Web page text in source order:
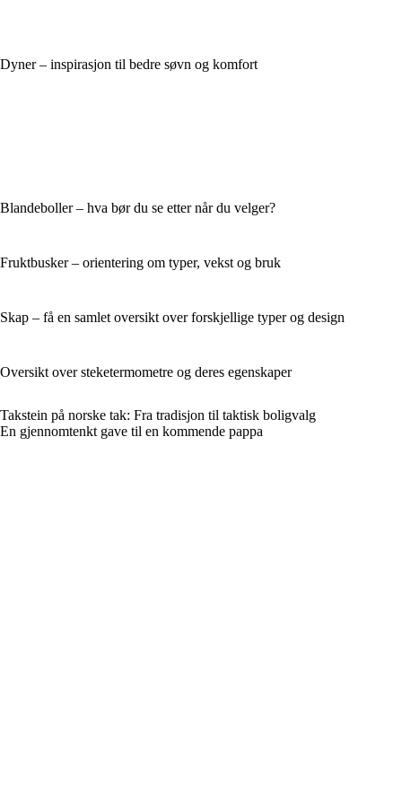
Dyner – inspirasjon til bedre søvn og komfort
Blandeboller – hva bør du se etter når du velger?
Fruktbusker – orientering om typer, vekst og bruk
Skap – få en samlet oversikt over forskjellige typer og design
Oversikt over steketermometre og deres egenskaper
Takstein på norske tak: Fra tradisjon til taktisk boligvalg
En gjennomtenkt gave til en kommende pappa